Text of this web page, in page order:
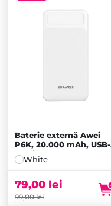
Baterie externă Awei
P6K, 20.000 mAh, USB-
C, Micro-USB, 2x USB-A,
White
White
99,00lei
79,00 lei